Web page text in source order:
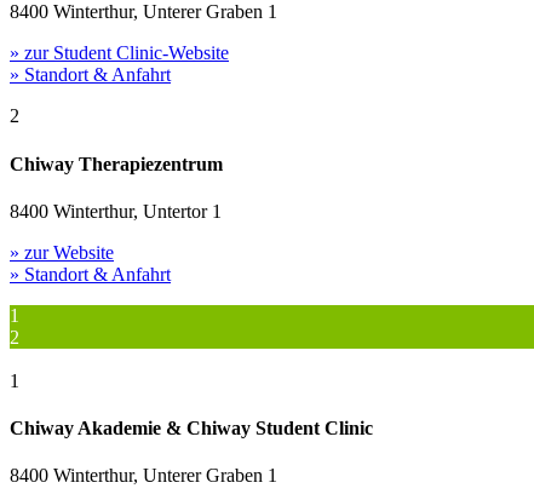
8400 Winterthur, Unterer Graben 1
» zur Student Clinic-Website
» Standort & Anfahrt
2
Chiway Therapiezentrum
8400 Winterthur, Untertor 1
» zur Website
» Standort & Anfahrt
1
2
1
Chiway Akademie & Chiway Student Clinic
8400 Winterthur, Unterer Graben 1